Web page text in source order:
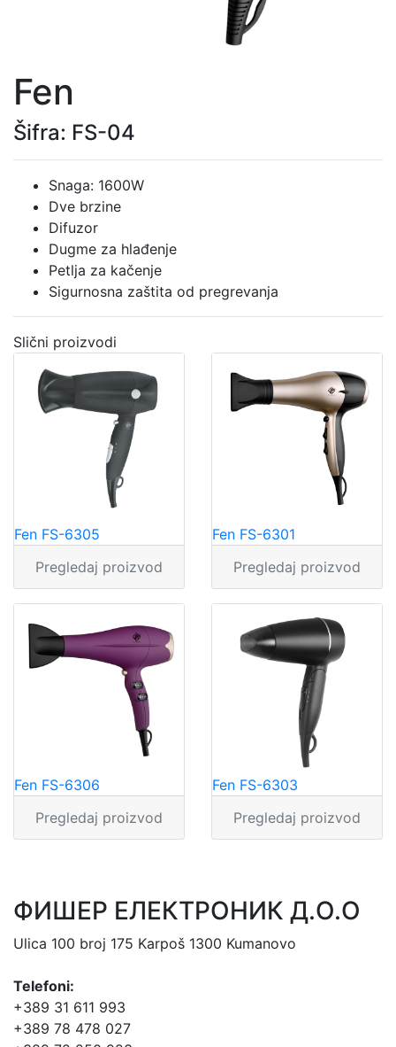
Fen
Šifra: FS-04
Snaga: 1600W
Dve brzine
Difuzor
Dugme za hlađenje
Petlja za kačenje
Sigurnosna zaštita od pregrevanja
Slični proizvodi
Fen FS-6305
Pregledaj proizvod
Fen FS-6301
Pregledaj proizvod
Fen FS-6306
Pregledaj proizvod
Fen FS-6303
Pregledaj proizvod
ФИШЕР ЕЛЕКТРОНИК Д.О.О
Ulica 100 broj 175 Karpoš 1300 Kumanovo
Telefoni:
+389 31 611 993
+389 78 478 027